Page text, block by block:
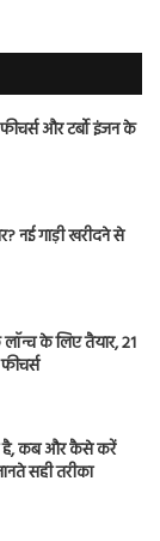
और टर्बो इंजन के
नई गाड़ी खरीदने से
के लिए तैयार, 21
है, कब और कैसे करें
सही तरीका